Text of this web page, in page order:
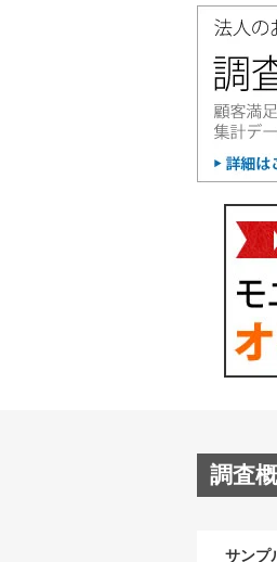
調査
サンプ